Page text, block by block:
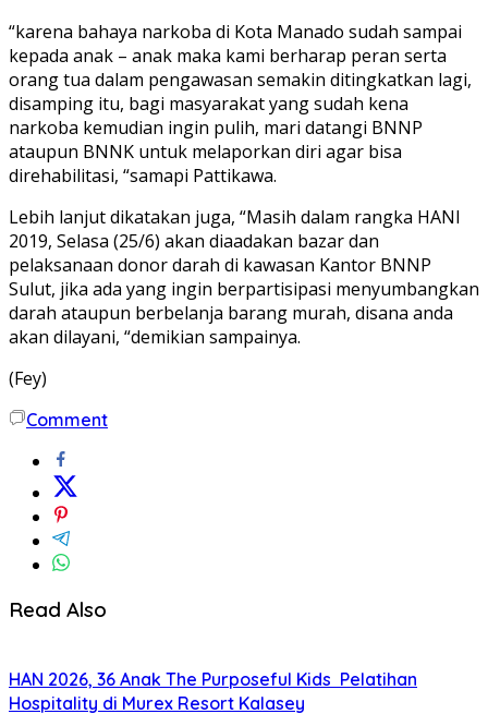
“karena bahaya narkoba di Kota Manado sudah sampai
kepada anak – anak maka kami berharap peran serta
orang tua dalam pengawasan semakin ditingkatkan lagi,
disamping itu, bagi masyarakat yang sudah kena
narkoba kemudian ingin pulih, mari datangi BNNP
ataupun BNNK untuk melaporkan diri agar bisa
direhabilitasi, “samapi Pattikawa.
Lebih lanjut dikatakan juga, “Masih dalam rangka HANI
2019, Selasa (25/6) akan diaadakan bazar dan
pelaksanaan donor darah di kawasan Kantor BNNP
Sulut, jika ada yang ingin berpartisipasi menyumbangkan
darah ataupun berbelanja barang murah, disana anda
akan dilayani, “demikian sampainya.
(Fey)
Comment
Read Also
HAN 2026, 36 Anak The Purposeful Kids Pelatihan
Hospitality di Murex Resort Kalasey